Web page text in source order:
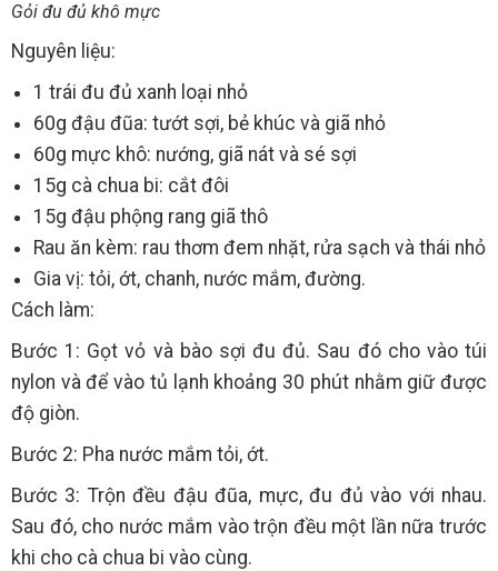
Gỏi đu đủ khô mực
Nguyên liệu:
1 trái đu đủ xanh loại nhỏ
60g đậu đũa: tướt sợi, bẻ khúc và giã nhỏ
60g mực khô: nướng, giã nát và sé sợi
15g cà chua bi: cắt đôi
15g đậu phộng rang giã thô
Rau ăn kèm: rau thơm đem nhặt, rửa sạch và thái nhỏ
Gia vị: tỏi, ớt, chanh, nước mắm, đường.
Cách làm:
Bước 1: Gọt vỏ và bào sợi đu đủ. Sau đó cho vào túi
nylon và để vào tủ lạnh khoảng 30 phút nhằm giữ được
độ giòn.
Bước 2: Pha nước mắm tỏi, ớt.
Bước 3: Trộn đều đậu đũa, mực, đu đủ vào với nhau.
Sau đó, cho nước mắm vào trộn đều một lần nữa trước
khi cho cà chua bi vào cùng.